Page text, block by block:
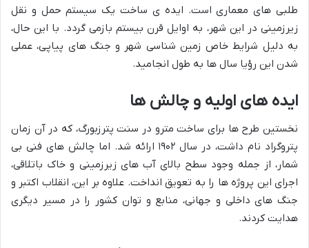
طلبی های معماری است. ایده ی ساخت یک سیستم حمل و نقل
زیرزمینی در این شهر، به اوایل قرن بیستم بازمی گردد. با این حال،
به دلیل شرایط خاص زمین شناسی شهر و جنگ های پیاپی، عملی
شدن این رؤیا سال ها به طول انجامید.
ایده های اولیه و چالش ها
نخستین طرح ها برای ساخت مترو در سنت پترزبورگ، که در آن زمان
پتروگراد نام داشت، در سال ۱۹۰۲ ارائه شد. اما چالش های فنی بی
شمار، از جمله وجود سطح بالای آب های زیرزمینی و خاک باتلاقی،
اجرای این پروژه ها را به تعویق انداخت. علاوه بر این، انقلاب اکتبر و
جنگ های داخلی و جهانی، منابع و توان کشور را در مسیر دیگری
هدایت کردند.